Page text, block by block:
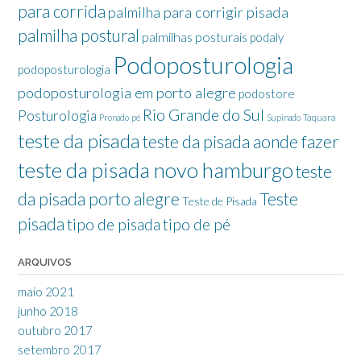
para corrida palmilha para corrigir pisada
palmilha postural palmilhas posturais podaly
podoposturologia Podoposturologia
podoposturologia em porto alegre podostore
Posturologia Pronado pé Rio Grande do Sul Supinado Taquara
teste da pisadateste da pisada aonde fazer
teste da pisada novo hamburgoteste
da pisada porto alegre Teste de Pisada Teste
pisadatipo de pisadatipo de pé
ARQUIVOS
maio 2021
junho 2018
outubro 2017
setembro 2017